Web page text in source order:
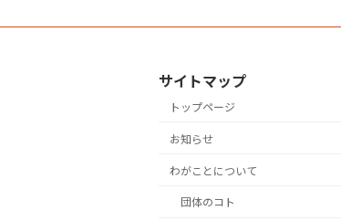
サイトマップ
トップページ
お知らせ
わがことについて
団体のコト